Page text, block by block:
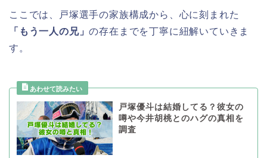
ここでは、戸塚選手の家族構成から、心に刻まれた
「もう一人の兄」の存在までを丁寧に紐解いていきま
す。
戸塚優斗は結婚してる？彼女の
噂や今井胡桃とのハグの真相を
調査